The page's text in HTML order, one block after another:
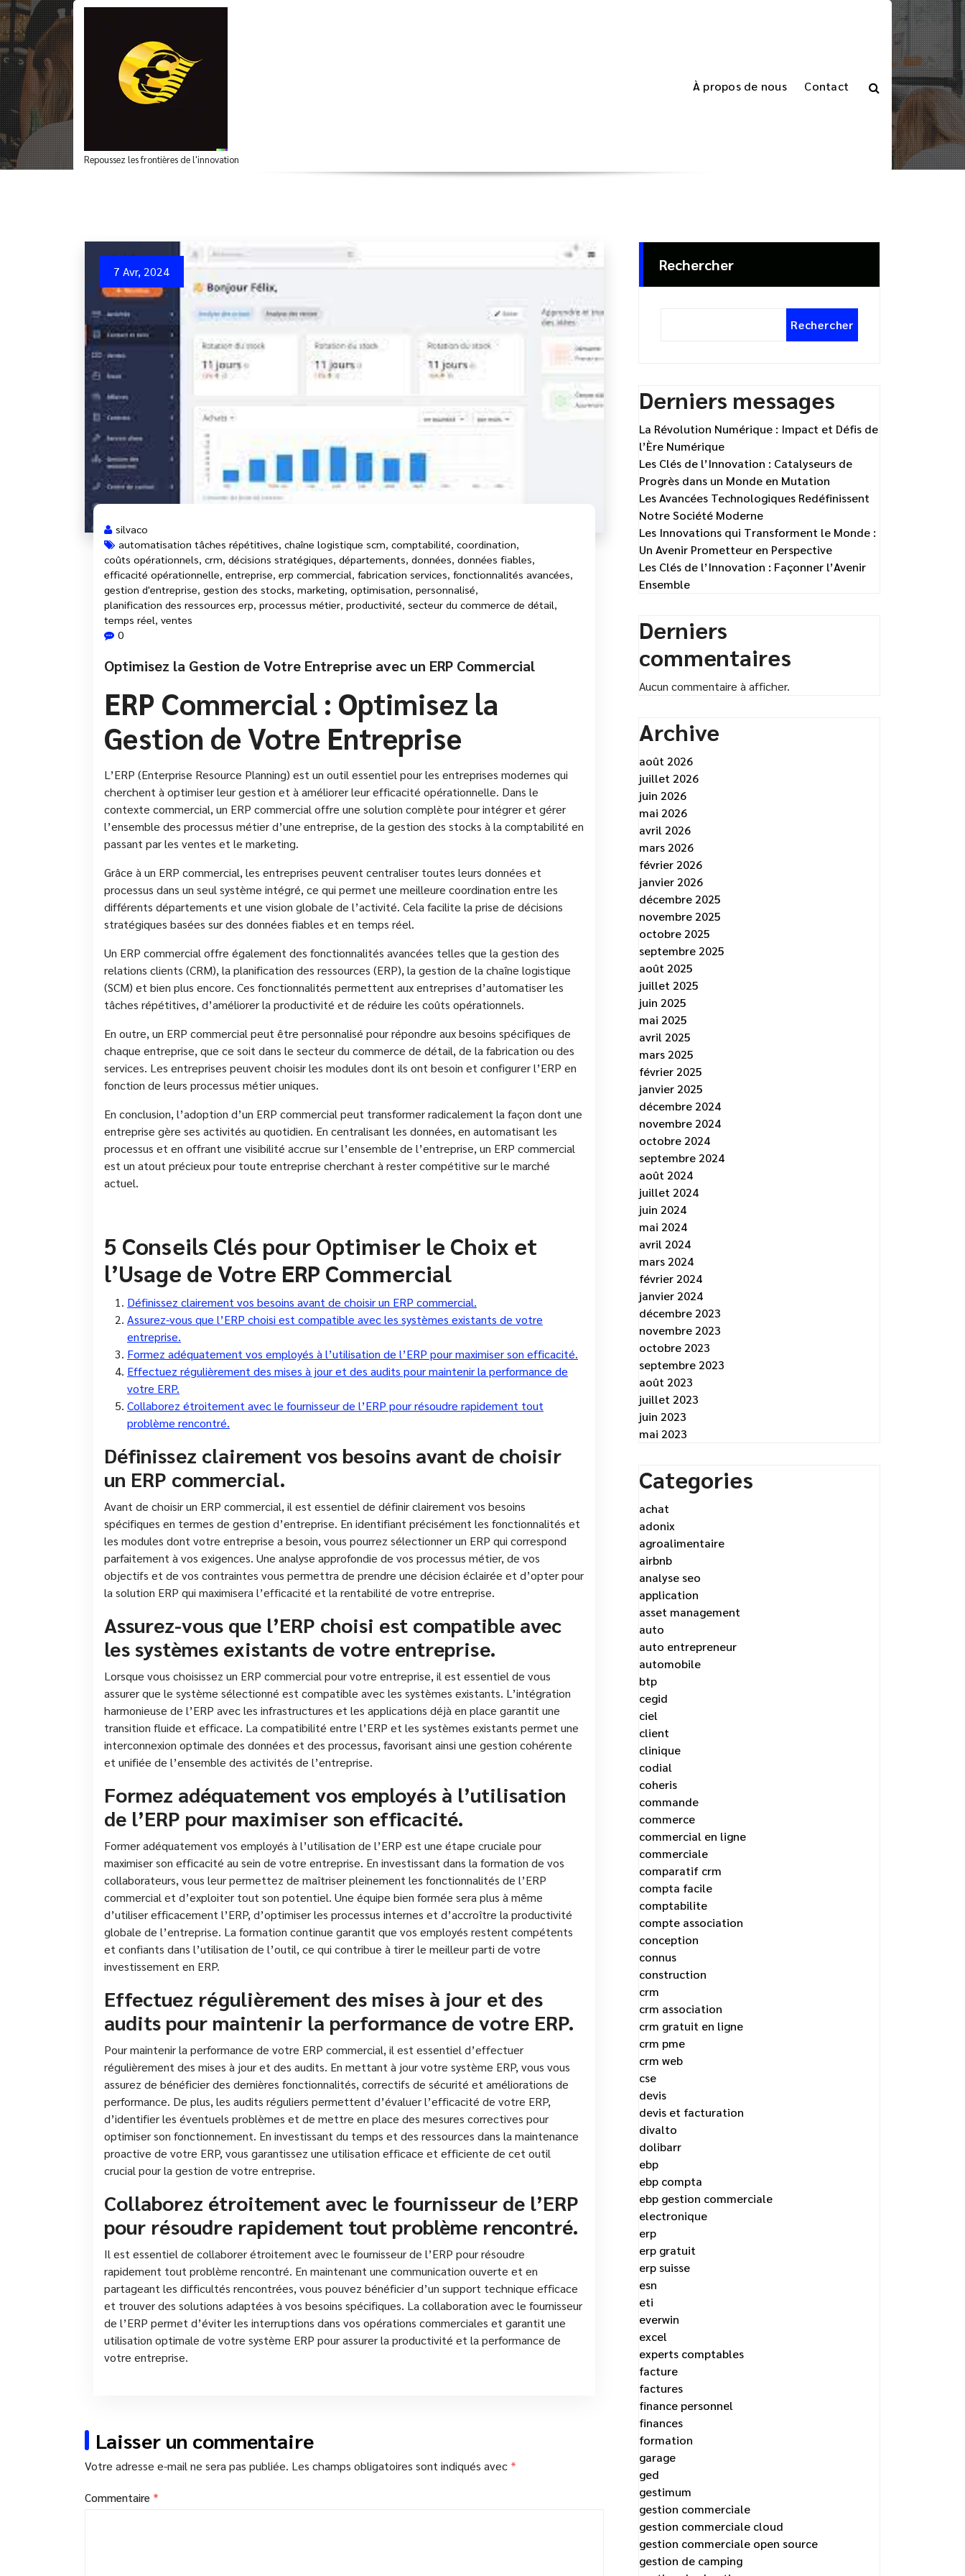
Aller
au
contenu
Repoussez les frontières de l'innovation
À propos de nous Contact
Optimisez la Gestion de Votre Entreprise avec un ERP Commercial
7 Avr, 2024
silvaco
automatisation tâches répétitives, chaîne logistique scm, comptabilité, coordination,
coûts opérationnels, crm, décisions stratégiques, départements, données, données fiables,
efficacité opérationnelle, entreprise, erp commercial, fabrication services, fonctionnalités avancées,
gestion d'entreprise, gestion des stocks, marketing, optimisation, personnalisé,
planification des ressources erp, processus métier, productivité, secteur du commerce de détail,
temps réel, ventes
0
Optimisez la Gestion de Votre Entreprise avec un ERP Commercial
ERP Commercial : Optimisez la
Gestion de Votre Entreprise
L’ERP (Enterprise Resource Planning) est un outil essentiel pour les entreprises modernes qui
cherchent à optimiser leur gestion et à améliorer leur efficacité opérationnelle. Dans le
contexte commercial, un ERP commercial offre une solution complète pour intégrer et gérer
l’ensemble des processus métier d’une entreprise, de la gestion des stocks à la comptabilité en
passant par les ventes et le marketing.
Grâce à un ERP commercial, les entreprises peuvent centraliser toutes leurs données et
processus dans un seul système intégré, ce qui permet une meilleure coordination entre les
différents départements et une vision globale de l’activité. Cela facilite la prise de décisions
stratégiques basées sur des données fiables et en temps réel.
Un ERP commercial offre également des fonctionnalités avancées telles que la gestion des
relations clients (CRM), la planification des ressources (ERP), la gestion de la chaîne logistique
(SCM) et bien plus encore. Ces fonctionnalités permettent aux entreprises d’automatiser les
tâches répétitives, d’améliorer la productivité et de réduire les coûts opérationnels.
En outre, un ERP commercial peut être personnalisé pour répondre aux besoins spécifiques de
chaque entreprise, que ce soit dans le secteur du commerce de détail, de la fabrication ou des
services. Les entreprises peuvent choisir les modules dont ils ont besoin et configurer l’ERP en
fonction de leurs processus métier uniques.
En conclusion, l’adoption d’un ERP commercial peut transformer radicalement la façon dont une
entreprise gère ses activités au quotidien. En centralisant les données, en automatisant les
processus et en offrant une visibilité accrue sur l’ensemble de l’entreprise, un ERP commercial
est un atout précieux pour toute entreprise cherchant à rester compétitive sur le marché
actuel.
5 Conseils Clés pour Optimiser le Choix et
l’Usage de Votre ERP Commercial
Définissez clairement vos besoins avant de choisir un ERP commercial.
Assurez-vous que l’ERP choisi est compatible avec les systèmes existants de votre
entreprise.
Formez adéquatement vos employés à l’utilisation de l’ERP pour maximiser son efficacité.
Effectuez régulièrement des mises à jour et des audits pour maintenir la performance de
votre ERP.
Collaborez étroitement avec le fournisseur de l’ERP pour résoudre rapidement tout
problème rencontré.
Définissez clairement vos besoins avant de choisir
un ERP commercial.
Avant de choisir un ERP commercial, il est essentiel de définir clairement vos besoins
spécifiques en termes de gestion d’entreprise. En identifiant précisément les fonctionnalités et
les modules dont votre entreprise a besoin, vous pourrez sélectionner un ERP qui correspond
parfaitement à vos exigences. Une analyse approfondie de vos processus métier, de vos
objectifs et de vos contraintes vous permettra de prendre une décision éclairée et d’opter pour
la solution ERP qui maximisera l’efficacité et la rentabilité de votre entreprise.
Assurez-vous que l’ERP choisi est compatible avec
les systèmes existants de votre entreprise.
Lorsque vous choisissez un ERP commercial pour votre entreprise, il est essentiel de vous
assurer que le système sélectionné est compatible avec les systèmes existants. L’intégration
harmonieuse de l’ERP avec les infrastructures et les applications déjà en place garantit une
transition fluide et efficace. La compatibilité entre l’ERP et les systèmes existants permet une
interconnexion optimale des données et des processus, favorisant ainsi une gestion cohérente
et unifiée de l’ensemble des activités de l’entreprise.
Formez adéquatement vos employés à l’utilisation
de l’ERP pour maximiser son efficacité.
Former adéquatement vos employés à l’utilisation de l’ERP est une étape cruciale pour
maximiser son efficacité au sein de votre entreprise. En investissant dans la formation de vos
collaborateurs, vous leur permettez de maîtriser pleinement les fonctionnalités de l’ERP
commercial et d’exploiter tout son potentiel. Une équipe bien formée sera plus à même
d’utiliser efficacement l’ERP, d’optimiser les processus internes et d’accroître la productivité
globale de l’entreprise. La formation continue garantit que vos employés restent compétents
et confiants dans l’utilisation de l’outil, ce qui contribue à tirer le meilleur parti de votre
investissement en ERP.
Effectuez régulièrement des mises à jour et des
audits pour maintenir la performance de votre ERP.
Pour maintenir la performance de votre ERP commercial, il est essentiel d’effectuer
régulièrement des mises à jour et des audits. En mettant à jour votre système ERP, vous vous
assurez de bénéficier des dernières fonctionnalités, correctifs de sécurité et améliorations de
performance. De plus, les audits réguliers permettent d’évaluer l’efficacité de votre ERP,
d’identifier les éventuels problèmes et de mettre en place des mesures correctives pour
optimiser son fonctionnement. En investissant du temps et des ressources dans la maintenance
proactive de votre ERP, vous garantissez une utilisation efficace et efficiente de cet outil
crucial pour la gestion de votre entreprise.
Collaborez étroitement avec le fournisseur de l’ERP
pour résoudre rapidement tout problème rencontré.
Il est essentiel de collaborer étroitement avec le fournisseur de l’ERP pour résoudre
rapidement tout problème rencontré. En maintenant une communication ouverte et en
partageant les difficultés rencontrées, vous pouvez bénéficier d’un support technique efficace
et trouver des solutions adaptées à vos besoins spécifiques. La collaboration avec le fournisseur
de l’ERP permet d’éviter les interruptions dans vos opérations commerciales et garantit une
utilisation optimale de votre système ERP pour assurer la productivité et la performance de
votre entreprise.
Laisser un commentaire
Votre adresse e-mail ne sera pas publiée. Les champs obligatoires sont indiqués avec *
Commentaire *
Rechercher
Rechercher
Derniers messages
La Révolution Numérique : Impact et Défis de
l’Ère Numérique
Les Clés de l’Innovation : Catalyseurs de
Progrès dans un Monde en Mutation
Les Avancées Technologiques Redéfinissent
Notre Société Moderne
Les Innovations qui Transforment le Monde :
Un Avenir Prometteur en Perspective
Les Clés de l’Innovation : Façonner l’Avenir
Ensemble
Derniers
commentaires
Aucun commentaire à afficher.
Archive
août 2026
juillet 2026
juin 2026
mai 2026
avril 2026
mars 2026
février 2026
janvier 2026
décembre 2025
novembre 2025
octobre 2025
septembre 2025
août 2025
juillet 2025
juin 2025
mai 2025
avril 2025
mars 2025
février 2025
janvier 2025
décembre 2024
novembre 2024
octobre 2024
septembre 2024
août 2024
juillet 2024
juin 2024
mai 2024
avril 2024
mars 2024
février 2024
janvier 2024
décembre 2023
novembre 2023
octobre 2023
septembre 2023
août 2023
juillet 2023
juin 2023
mai 2023
Categories
achat
adonix
agroalimentaire
airbnb
analyse seo
application
asset management
auto
auto entrepreneur
automobile
btp
cegid
ciel
client
clinique
codial
coheris
commande
commerce
commercial en ligne
commerciale
comparatif crm
compta facile
comptabilite
compte association
conception
connus
construction
crm
crm association
crm gratuit en ligne
crm pme
crm web
cse
devis
devis et facturation
divalto
dolibarr
ebp
ebp compta
ebp gestion commerciale
electronique
erp
erp gratuit
erp suisse
esn
eti
everwin
excel
experts comptables
facture
factures
finance personnel
finances
formation
garage
ged
gestimum
gestion commerciale
gestion commerciale cloud
gestion commerciale open source
gestion de camping